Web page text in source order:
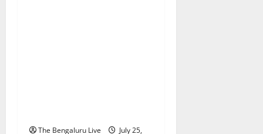
The Bengaluru Live July 25,